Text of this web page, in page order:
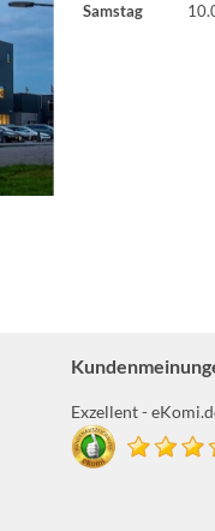
Samstag
Exzellent -